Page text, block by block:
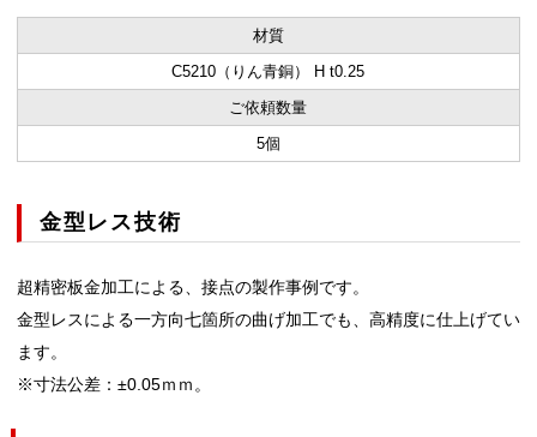
材質
C5210（りん青銅） H t0.25
ご依頼数量
5個
金型レス技術
超精密板金加工による、接点の製作事例です。
金型レスによる一方向七箇所の曲げ加工でも、高精度に仕上げてい
ます。
※寸法公差：±0.05ｍｍ。